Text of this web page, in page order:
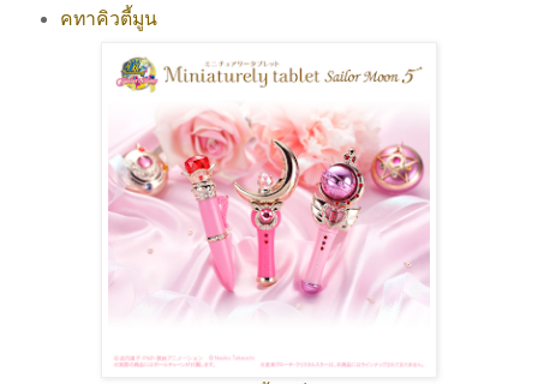
คทาคิวตี้มูน